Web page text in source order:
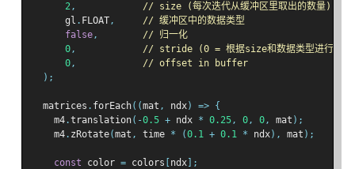
2,
// size (每次迭代从缓冲区里取出的数量)
      gl
. FLOAT,
// 缓冲区中的数据类型
false,
// 归一化
0,
// stride (0 = 根据size和数据类型进行推
0,
// offset in buffer
);
  matrices
. forEach((mat , ndx) => {
    m4
.translation(-0.5 + ndx * 0.25, 0, 0, mat );
    m4
. zRotate(mat , time * (0.1 + 0.1 * ndx), mat );
const color = colors ndx ];